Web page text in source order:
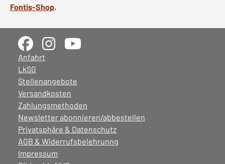
Fontis-Shop.
Anfahrt
LkSG
Stellenangebote
Versandkosten
Zahlungsmethoden
Newsletter abonnieren/abbestellen
Privatsphäre & Datenschutz
AGB & Widerrufsbelehrunng
Impressum